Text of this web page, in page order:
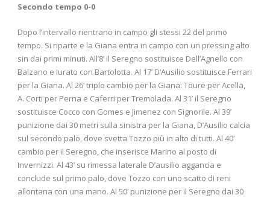
Secondo tempo 0-0
Dopo l’intervallo rientrano in campo gli stessi 22 del primo
tempo. Si riparte e la Giana entra in campo con un pressing alto
sin dai primi minuti. All’8’ il Seregno sostituisce Dell’Agnello con
Balzano e Iurato con Bartolotta. Al 17’ D’Ausilio sostituisce Ferrari
per la Giana. Al 26’ triplo cambio per la Giana: Toure per Acella,
A. Corti per Perna e Caferri per Tremolada. Al 31’ il Seregno
sostituisce Cocco con Gomes e Jimenez con Signorile. Al 39’
punizione dai 30 metri sulla sinistra per la Giana, D’Ausilio calcia
sul secondo palo, dove svetta Tozzo più in alto di tutti. Al 40’
cambio per il Seregno, che inserisce Marino al posto di
Invernizzi. Al 43’ su rimessa laterale D’ausilio aggancia e
conclude sul primo palo, dove Tozzo con uno scatto di reni
allontana con una mano. Al 50’ punizione per il Seregno dai 30